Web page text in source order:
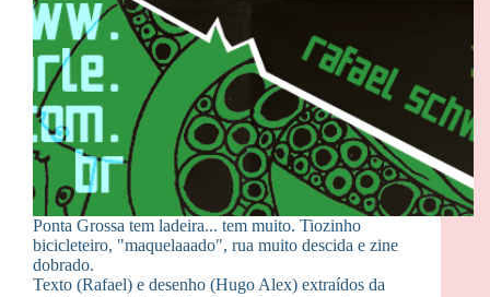
Ponta Grossa tem ladeira... tem muito. Tiozinho
bicicleteiro, "maquelaaado", rua muito descida e zine
dobrado.
Texto (Rafael) e desenho (Hugo Alex) extraídos da